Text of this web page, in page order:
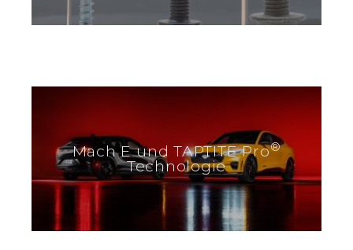
Mach E und TAPTITE Pro®
Technologie